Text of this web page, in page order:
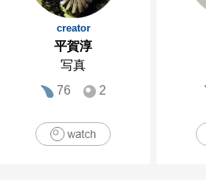
creator
平賀淳
写真
76
2